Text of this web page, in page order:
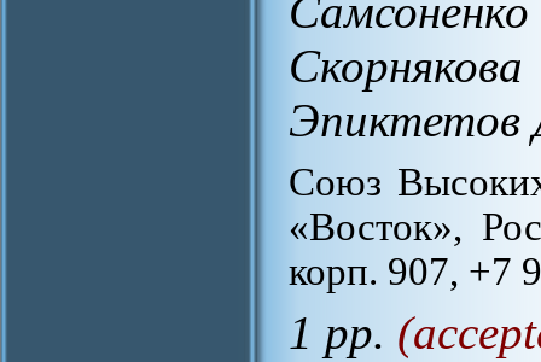
Эпиктетов
Союз
«Восток»,
корп. 907, +7
1 pp.